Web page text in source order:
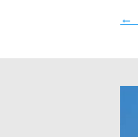
←